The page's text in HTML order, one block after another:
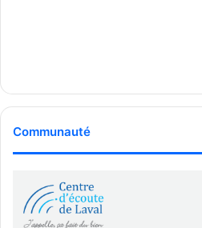
Communauté